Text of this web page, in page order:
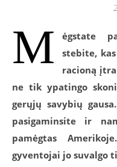
M
ėgstate
stebite,
racioną
ne tik ypatingo
gerųjų savybių
pasigaminsite ir
pamėgtas
gyventojai jo suvalgo